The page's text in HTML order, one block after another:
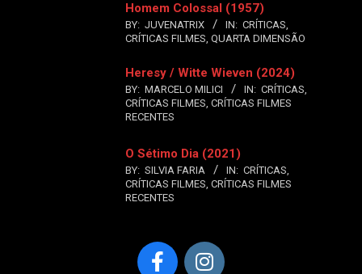
Homem Colossal (1957)
BY: JUVENATRIX IN: CRÍTICAS,
CRÍTICAS FILMES, QUARTA DIMENSÃO
Heresy / Witte Wieven (2024)
BY: MARCELO MILICI IN: CRÍTICAS,
CRÍTICAS FILMES, CRÍTICAS FILMES
RECENTES
O Sétimo Dia (2021)
BY: SILVIA FARIA IN: CRÍTICAS,
CRÍTICAS FILMES, CRÍTICAS FILMES
RECENTES